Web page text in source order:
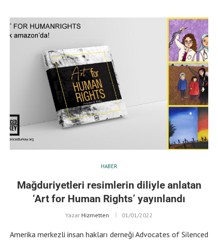
HABER
Mağduriyetleri resimlerin diliyle anlatan
‘Art for Human Rights’ yayınlandı
Yazar Hizmetten 01/01/2022
Amerika merkezli insan hakları derneği Advocates of Silenced